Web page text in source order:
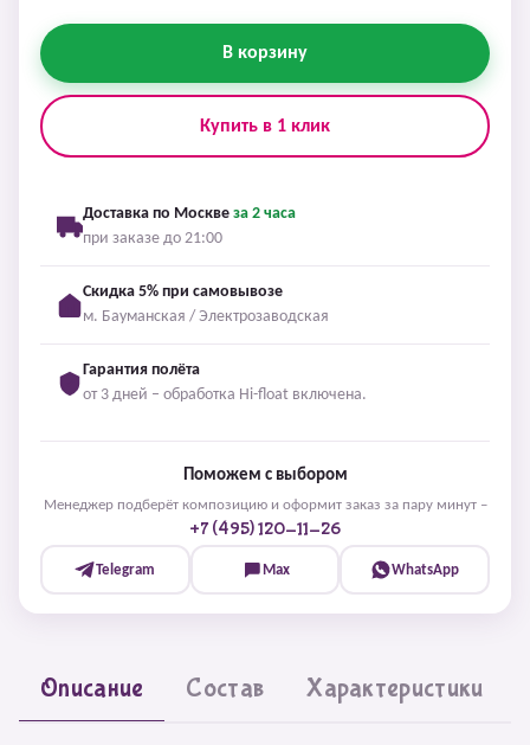
В корзину
Купить в 1 клик
Доставка по Москве за 2 часа
при заказе до 21:00
Скидка 5% при самовывозе
м. Бауманская / Электрозаводская
Гарантия полёта
от 3 дней – обработка Hi-float включена.
Поможем с выбором
Менеджер подберёт композицию и оформит заказ за пару минут –
+7 (495) 120-11-26
Telegram Max WhatsApp
Описание Состав Характеристики